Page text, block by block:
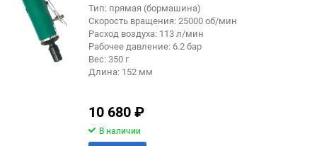
Тип: прямая (бормашина)
Скорость вращения: 25000 об/мин
Расход воздуха: 113 л/мин
Рабочее давление: 6.2 бар
Вес: 350 г
Длина: 152 мм
10 680₽
В наличии